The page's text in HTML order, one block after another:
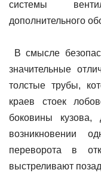
системы
дополнительного
В смысле
значительные
толстые трубы,
краев стоек
боковины кузова,
возникновении
переворота в
выстреливают